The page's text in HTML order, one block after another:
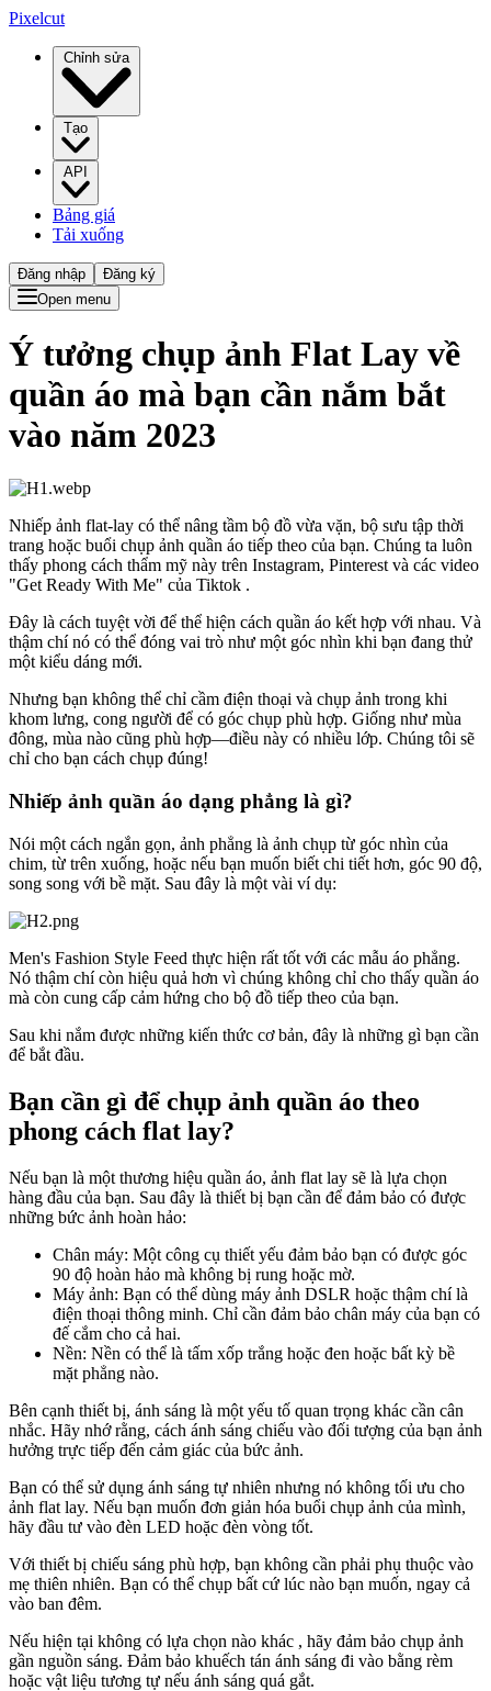
Pixelcut
Chỉnh sửa
Tạo
API
Bảng giá
Tải xuống
Đăng nhập
Đăng ký
Open menu
Ý tưởng chụp ảnh Flat Lay về
quần áo mà bạn cần nắm bắt
vào năm 2023
Nhiếp ảnh flat-lay có thể nâng tầm bộ đồ vừa vặn, bộ sưu tập thời
trang hoặc buổi chụp ảnh quần áo tiếp theo của bạn. Chúng ta luôn
thấy phong cách thẩm mỹ này trên Instagram, Pinterest và các video
"Get Ready With Me" của Tiktok .
Đây là cách tuyệt vời để thể hiện cách quần áo kết hợp với nhau. Và
thậm chí nó có thể đóng vai trò như một góc nhìn khi bạn đang thử
một kiểu dáng mới.
Nhưng bạn không thể chỉ cầm điện thoại và chụp ảnh trong khi
khom lưng, cong người để có góc chụp phù hợp. Giống như mùa
đông, mùa nào cũng phù hợp—điều này có nhiều lớp. Chúng tôi sẽ
chỉ cho bạn cách chụp đúng!
Nhiếp ảnh quần áo dạng phẳng là gì?
Nói một cách ngắn gọn, ảnh phẳng là ảnh chụp từ góc nhìn của
chim, từ trên xuống, hoặc nếu bạn muốn biết chi tiết hơn, góc 90 độ,
song song với bề mặt. Sau đây là một vài ví dụ:
Men's Fashion Style Feed thực hiện rất tốt với các mẫu áo phẳng.
Nó thậm chí còn hiệu quả hơn vì chúng không chỉ cho thấy quần áo
mà còn cung cấp cảm hứng cho bộ đồ tiếp theo của bạn.
Sau khi nắm được những kiến ​​thức cơ bản, đây là những gì bạn cần
để bắt đầu.
Bạn cần gì để chụp ảnh quần áo theo
phong cách flat lay?
Nếu bạn là một thương hiệu quần áo, ảnh flat lay sẽ là lựa chọn
hàng đầu của bạn. Sau đây là thiết bị bạn cần để đảm bảo có được
những bức ảnh hoàn hảo:
Chân máy: Một công cụ thiết yếu đảm bảo bạn có được góc
90 độ hoàn hảo mà không bị rung hoặc mờ.
Máy ảnh: Bạn có thể dùng máy ảnh DSLR hoặc thậm chí là
điện thoại thông minh. Chỉ cần đảm bảo chân máy của bạn có
đế cắm cho cả hai.
Nền: Nền có thể là tấm xốp trắng hoặc đen hoặc bất kỳ bề
mặt phẳng nào.
Bên cạnh thiết bị, ánh sáng là một yếu tố quan trọng khác cần cân
nhắc. Hãy nhớ rằng, cách ánh sáng chiếu vào đối tượng của bạn ảnh
hưởng trực tiếp đến cảm giác của bức ảnh.
Bạn có thể sử dụng ánh sáng tự nhiên nhưng nó không tối ưu cho
ảnh flat lay. Nếu bạn muốn đơn giản hóa buổi chụp ảnh của mình,
hãy đầu tư vào đèn LED hoặc đèn vòng tốt.
Với thiết bị chiếu sáng phù hợp, bạn không cần phải phụ thuộc vào
mẹ thiên nhiên. Bạn có thể chụp bất cứ lúc nào bạn muốn, ngay cả
vào ban đêm.
Nếu hiện tại không có lựa chọn nào khác , hãy đảm bảo chụp ảnh
gần nguồn sáng. Đảm bảo khuếch tán ánh sáng đi vào bằng rèm
hoặc vật liệu tương tự nếu ánh sáng quá gắt.